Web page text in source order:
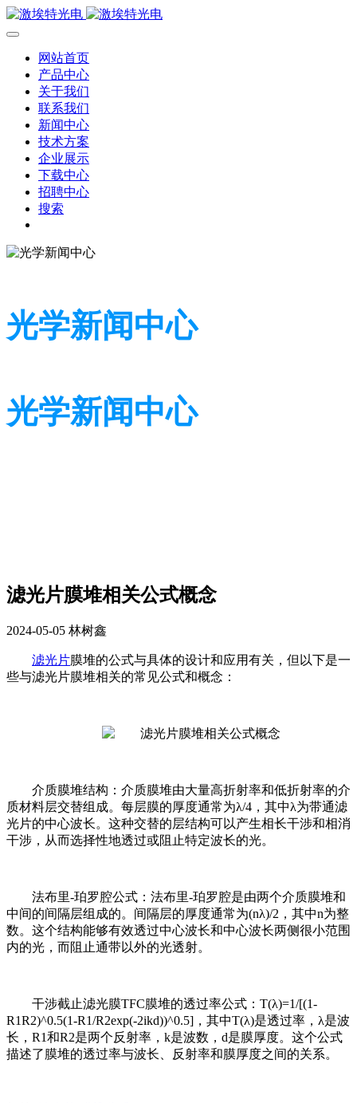
网站首页
产品中心
关于我们
联系我们
新闻中心
技术方案
企业展示
下载中心
招聘中心
搜索
光学新闻中心
光学新闻中心
滤光片膜堆相关公式概念
2024-05-05 林树鑫
滤光片膜堆的公式与具体的设计和应用有关，但以下是一
些与滤光片膜堆相关的常见公式和概念：
介质膜堆结构：介质膜堆由大量高折射率和低折射率的介
质材料层交替组成。每层膜的厚度通常为λ/4，其中λ为带通滤
光片的中心波长。这种交替的层结构可以产生相长干涉和相消
干涉，从而选择性地透过或阻止特定波长的光。
法布里-珀罗腔公式：法布里-珀罗腔是由两个介质膜堆和
中间的间隔层组成的。间隔层的厚度通常为(nλ)/2，其中n为整
数。这个结构能够有效透过中心波长和中心波长两侧很小范围
内的光，而阻止通带以外的光透射。
干涉截止滤光膜TFC膜堆的透过率公式：T(λ)=1/[(1-
R1R2)^0.5(1-R1/R2exp(-2ikd))^0.5]，其中T(λ)是透过率，λ是波
长，R1和R2是两个反射率，k是波数，d是膜厚度。这个公式
描述了膜堆的透过率与波长、反射率和膜厚度之间的关系。